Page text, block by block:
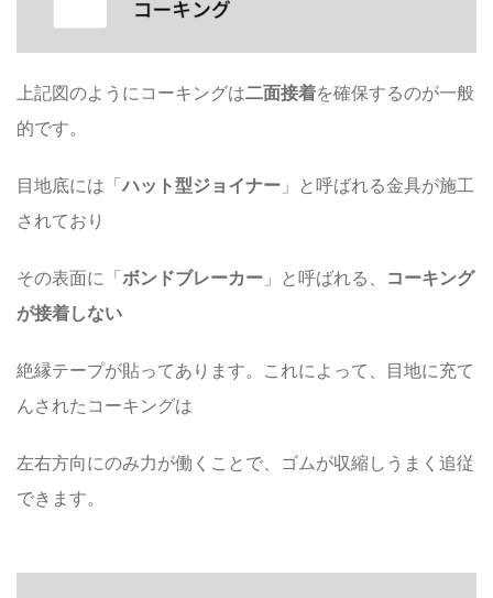
上記図のようにコーキングは二面接着を確保するのが一般
的です。
目地底には「ハット型ジョイナー 」と呼ばれる金具が施工
されており
その表面に「ボンドブレーカー 」と呼ばれる、 コーキング
が接着しない
絶縁テープが貼ってあります。これによって、目地に充て
んされたコーキングは
左右方向にのみ力が働くことで、ゴムが収縮しうまく追従
できます。